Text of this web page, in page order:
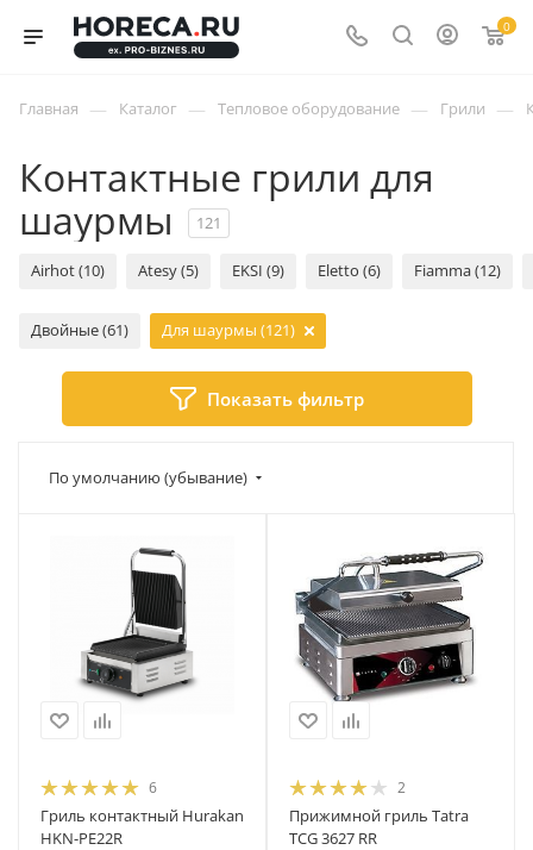
0
Главная — Каталог — Тепловое оборудование — Грили —
Контактные грили для
шаурмы
121
Airhot (10) Atesy (5) EKSI (9) Eletto (6) Fiamma (12)
Двойные (61) Для шаурмы (121)
Показать фильтр
По умолчанию (убывание)
6
Гриль контактный Hurakan
HKN-PE22R
2
Прижимной гриль Tatra
TCG 3627 RR